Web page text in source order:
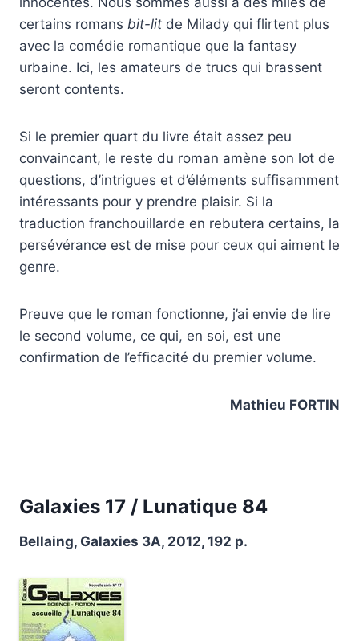
certains romans bit-lit de Milady qui flirtent plus
avec la comédie romantique que la fantasy
urbaine. Ici, les amateurs de trucs qui brassent
seront contents.
Si le premier quart du livre était assez peu
convaincant, le reste du roman amène son lot de
questions, d’intrigues et d’éléments suffisamment
intéressants pour y prendre plaisir. Si la
traduction franchouillarde en rebutera certains, la
persévérance est de mise pour ceux qui aiment le
genre.
Preuve que le roman fonctionne, j’ai envie de lire
le second volume, ce qui, en soi, est une
confirmation de l’efficacité du premier volume.
Mathieu FORTIN
Galaxies 17 / Lunatique 84
Bellaing, Galaxies 3A, 2012, 192 p.